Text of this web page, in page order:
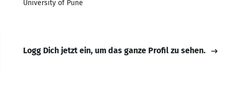
University of Pune
Logg Dich jetzt ein, um das ganze Profil zu sehen.